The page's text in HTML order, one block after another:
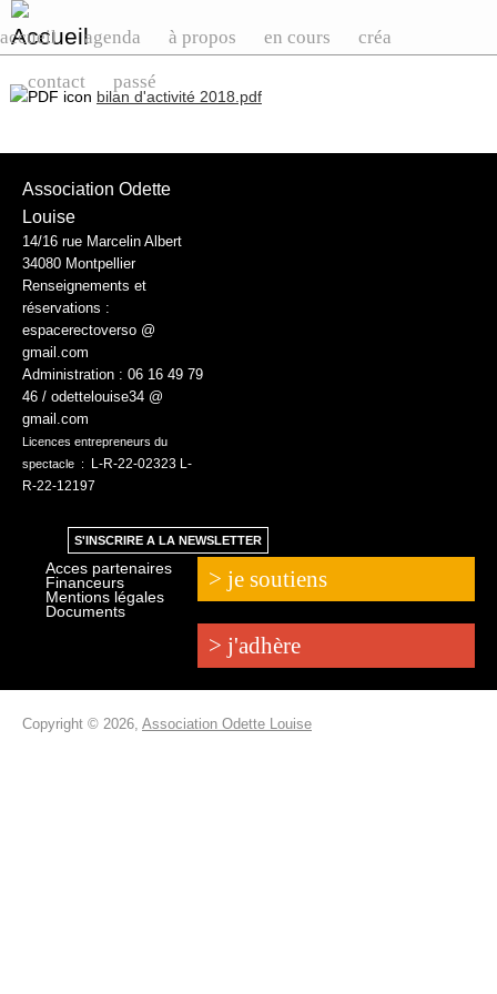
accueil agenda à propos en cours créa
contact passé
bilan d'activité 2018.pdf
Association Odette
Louise
14/16 rue Marcelin Albert
34080 Montpellier
Renseignements et
réservations :
espacerectoverso @
gmail.com
Administration : 06 16 49 79
46 / odettelouise34 @
gmail.com
Licences entrepreneurs du
spectacle : L-R-22-02323 L-
R-22-12197
S'INSCRIRE A LA NEWSLETTER
> je soutiens
> j'adhère
Acces partenaires
Financeurs
Mentions légales
Documents
Copyright © 2026, Association Odette Louise